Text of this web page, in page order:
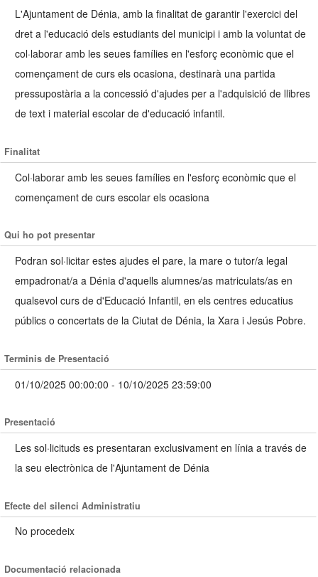
L'Ajuntament de Dénia, amb la finalitat de garantir l'exercici del
dret a l'educació dels estudiants del municipi i amb la voluntat de
col·laborar amb les seues famílies en l'esforç econòmic que el
començament de curs els ocasiona, destinarà una partida
pressupostària a la concessió d'ajudes per a l'adquisició de llibres
de text i material escolar de d'educació infantil.
Finalitat
Col·laborar amb les seues famílies en l'esforç econòmic que el
començament de curs escolar els ocasiona
Qui ho pot presentar
Podran sol·licitar estes ajudes el pare, la mare o tutor/a legal
empadronat/a a Dénia d'aquells alumnes/as matriculats/as en
qualsevol curs de d'Educació Infantil, en els centres educatius
públics o concertats de la Ciutat de Dénia, la Xara i Jesús Pobre.
Terminis de Presentació
01/10/2025 00:00:00 - 10/10/2025 23:59:00
Presentació
Les sol·licituds es presentaran exclusivament en línia a través de
la seu electrònica de l'Ajuntament de Dénia
Efecte del silenci Administratiu
No procedeix
Documentació relacionada